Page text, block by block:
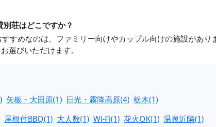
荘はどこですか？
すめなのは、ファミリー向けやカップル向けの施設があり
選びいただけます。
矢板・大田原(1) 日光・霧降高原(4) 栃木(1)
屋根付BBQ(1) 大人数(1) Wi-Fi(1) 花火OK(1) 温泉近隣(1)